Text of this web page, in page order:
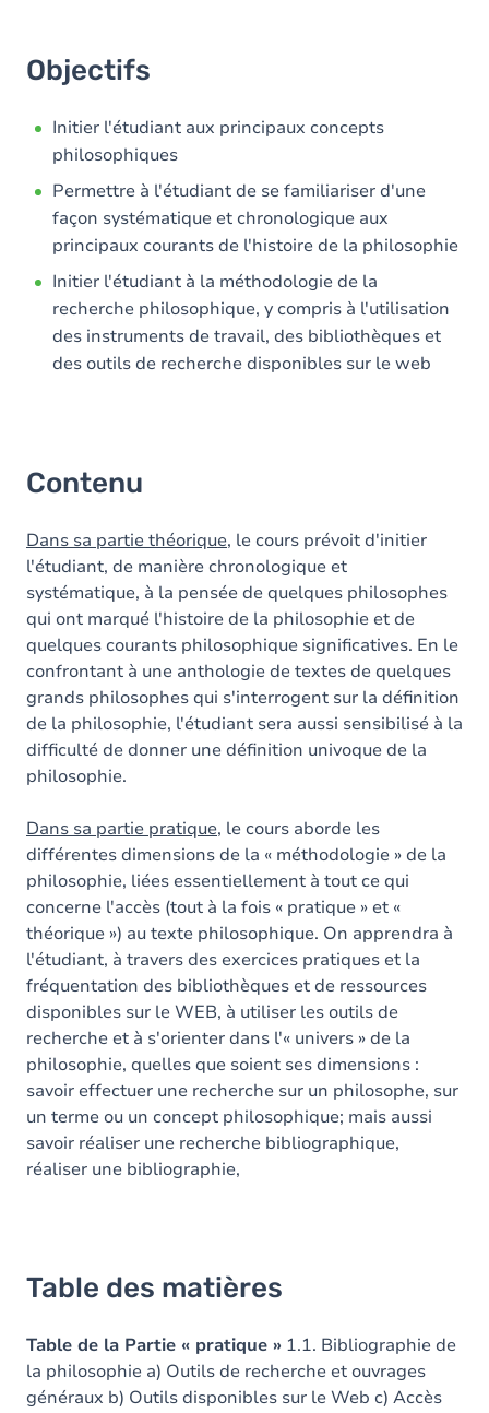
Objectifs
Initier l'étudiant aux principaux concepts
philosophiques
Permettre à l'étudiant de se familiariser d'une
façon systématique et chronologique aux
principaux courants de l'histoire de la philosophie
Initier l'étudiant à la méthodologie de la
recherche philosophique, y compris à l'utilisation
des instruments de travail, des bibliothèques et
des outils de recherche disponibles sur le web
Contenu
Dans sa partie théorique, le cours prévoit d'initier
l'étudiant, de manière chronologique et
systématique, à la pensée de quelques philosophes
qui ont marqué l'histoire de la philosophie et de
quelques courants philosophique significatives. En le
confrontant à une anthologie de textes de quelques
grands philosophes qui s'interrogent sur la définition
de la philosophie, l'étudiant sera aussi sensibilisé à la
difficulté de donner une définition univoque de la
philosophie.
Dans sa partie pratique, le cours aborde les
différentes dimensions de la « méthodologie » de la
philosophie, liées essentiellement à tout ce qui
concerne l'accès (tout à la fois « pratique » et «
théorique ») au texte philosophique. On apprendra à
l'étudiant, à travers des exercices pratiques et la
fréquentation des bibliothèques et de ressources
disponibles sur le WEB, à utiliser les outils de
recherche et à s'orienter dans l'« univers » de la
philosophie, quelles que soient ses dimensions :
savoir effectuer une recherche sur un philosophe, sur
un terme ou un concept philosophique; mais aussi
savoir réaliser une recherche bibliographique,
réaliser une bibliographie,
Table des matières
Table de la Partie « pratique » 1.1. Bibliographie de
la philosophie a) Outils de recherche et ouvrages
généraux b) Outils disponibles sur le Web c) Accès